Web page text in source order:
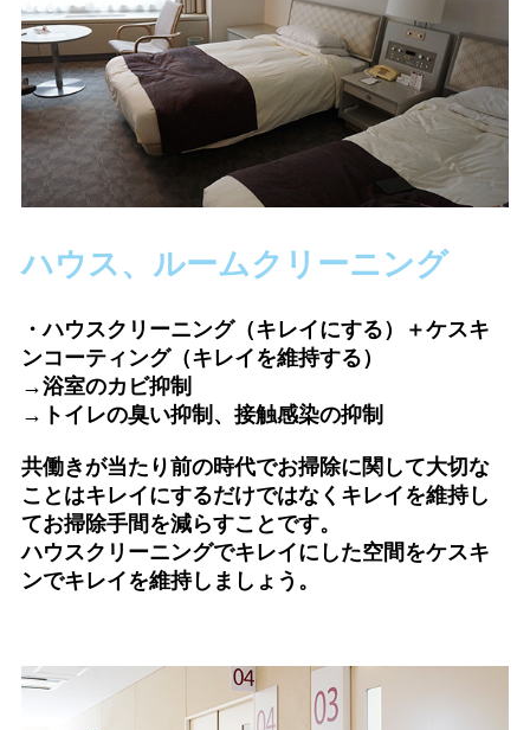
ハウス、ルームクリーニング
・ハウスクリーニング（キレイにする）＋ケスキ
ンコーティング（キレイを維持する）
→浴室のカビ抑制
→トイレの臭い抑制、接触感染の抑制
共働きが当たり前の時代でお掃除に関して大切な
ことはキレイにするだけではなくキレイを維持し
てお掃除手間を減らすことです。
ハウスクリーニングでキレイにした空間をケスキ
ンでキレイを維持しましょう。